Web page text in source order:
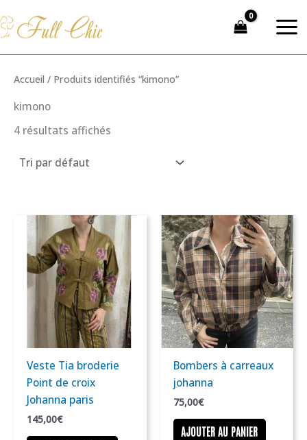
au
contenu
Accueil / Produits identifiés “kimono”
kimono
4 résultats affichés
Veste Tia broderie
Point de croix
Johanna paris
145,00€
produit
a
plusieurs
variations.
Les
options
peuvent
être
Bombers à carreaux
johanna
75,00€
AJOUTER AU PANIER